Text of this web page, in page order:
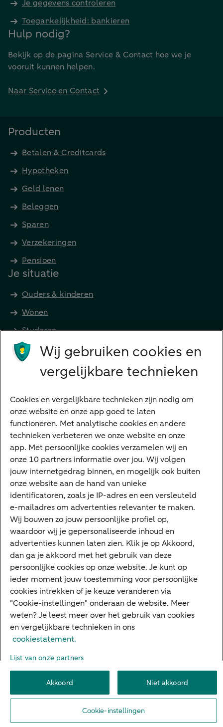
Je gegevens controleren
Toegankelijkheid: bankieren
Hulp nodig?
Bekijk op de pagina Service & Contact hoe we je
vooruit kunnen helpen.
Naar Service en Contact
Producten
Betalen & Creditcards
Hypotheken
Geld lenen
Beleggen
Sparen
Verzekeringen
Pensioen
Je situatie
Ouders & kinderen
Wonen
Studeren
Preferred Banking
Digitale diensten
Internet Bankieren
ABN AMRO app
Tikkie
Apple Pay
Google Pay
Veilig bankieren
Meest gezocht
Hypotheek berekenen
E.dentifier
Jaaroverzicht
Rood staan
Over ABN AMRO
Werken bij ABN AMRO
DuurzaamheidVeiligheidPrivacy DisclaimerCookie-instellingen
© 2026 ABN AMRO
Wij gebruiken cookies en
vergelijkbare technieken
Cookies en vergelijkbare technieken zijn nodig om
onze website en onze app goed te laten
functioneren. Met analytische cookies en andere
technieken verbeteren we onze website en onze
app. Met persoonlijke cookies verzamelen wij en
onze 10 partners informatie over jou. Wij volgen
jouw internetgedrag binnen, en mogelijk ook buiten
onze website aan de hand van unieke
identificatoren, zoals je IP-adres en een versleuteld
e-mailadres om advertenties relevanter te maken.
Wij bouwen zo jouw persoonlijke profiel op,
waardoor wij je gepersonaliseerde inhoud en
advertenties kunnen laten zien. Klik je op Akkoord,
dan ga je akkoord met het gebruik van deze
persoonlijke cookies op onze website. Je kunt op
ieder moment jouw toestemming voor persoonlijke
cookies intrekken of je keuze veranderen via
"Cookie-instellingen" onderaan de website. Meer
weten? Je leest meer over het gebruik van cookies
en vergelijkbare technieken in ons
cookiestatement.
Lijst van onze partners
Akkoord Niet akkoord
Cookie-instellingen